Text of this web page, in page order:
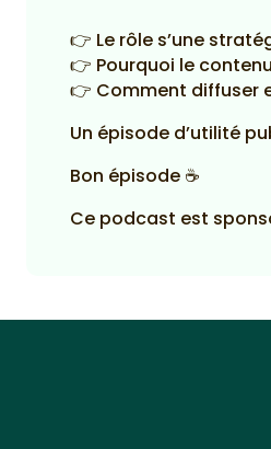
👉 Le rôle s’une
👉 Pourquoi le
👉 Comment diffuser
Un épisode d’utilité
Bon épisode ☕
Ce podcast est